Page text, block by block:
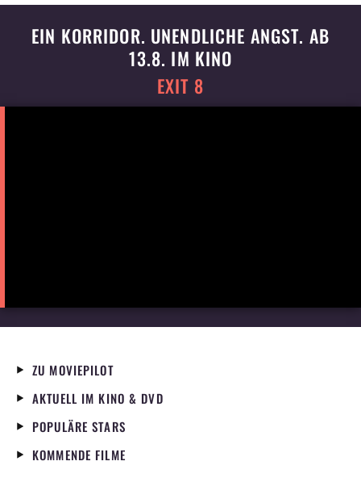
EIN KORRIDOR. UNENDLICHE ANGST. AB
13.8. IM KINO
EXIT 8
ZU MOVIEPILOT
AKTUELL IM KINO & DVD
POPULÄRE STARS
KOMMENDE FILME